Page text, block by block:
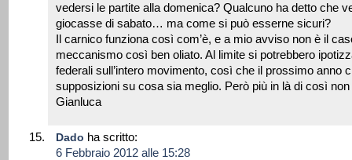
vedersi le partite alla domenica? Qualcuno ha detto che
giocasse di sabato… ma come si può esserne sicuri?
Il carnico funziona così com’è, e a mio avviso non è il
meccanismo così ben oliato. Al limite si potrebbero
federali sull’intero movimento, così che il prossimo anno
supposizioni su cosa sia meglio. Però più in là di così non
Gianluca
Dado ha scritto:
6 Febbraio 2012 alle 15:28